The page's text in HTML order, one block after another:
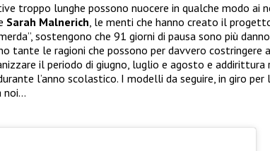
troppo lunghe possono nuocere in qualche modo ai
Sarah Malnerich, le menti che hanno creato il
sostengono che 91 giorni di pausa sono più
tante le ragioni che possono per davvero costringere
il periodo di giugno, luglio e agosto e addirittura
l’anno scolastico. I modelli da seguire, in giro per
noi…